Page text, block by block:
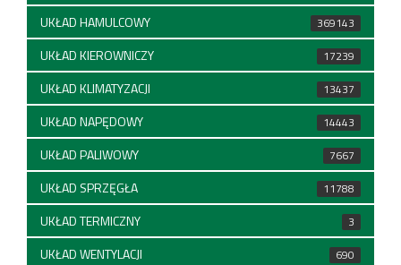
UKŁAD HAMULCOWY 369143
UKŁAD KIEROWNICZY 17239
UKŁAD KLIMATYZACJI 13437
UKŁAD NAPĘDOWY 14443
UKŁAD PALIWOWY 7667
UKŁAD SPRZĘGŁA 11788
UKŁAD TERMICZNY 3
UKŁAD WENTYLACJI 690